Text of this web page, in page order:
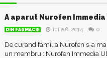
A aparut Nurofen
DIN FARMACIE iulie 8, 2014 0
De curand familia Nurofen s-a
un membru : Nurofen Immedia